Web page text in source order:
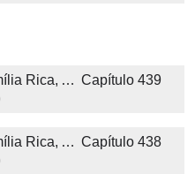
Após Deixar A Família Rica, A Falsa Herdeira Chocou O Mundo Capítulo 439
Após Deixar A Família Rica, A Falsa Herdeira Chocou O Mundo Capítulo 438